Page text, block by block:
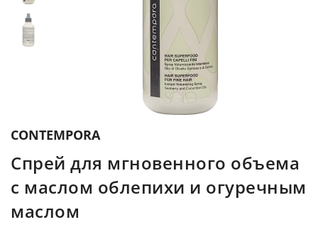
CONTEMPORA
Спрей для мгновенного объема
с маслом облепихи и огуречным
маслом